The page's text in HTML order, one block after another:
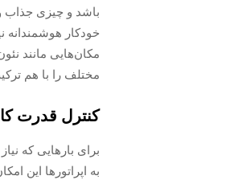
باشد و چیزی جذاب
خودکار هوشمندانه
مکان‌هایی مانند
مختلف را با هم
کنترل قدرت
برای بارهایی که
به اپراتورها این